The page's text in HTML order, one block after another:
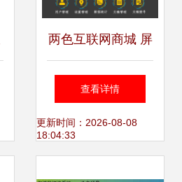
两色互联网商城 屏
幕数据图标的创新
设计与数据服务赋
查看详情
更新时间：2026-08-08
18:04:33